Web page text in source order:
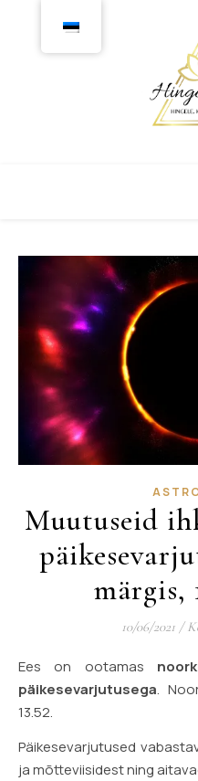
Muutuseid
märgis,
10/06/2021 /
Ees on ootamas
päikesevarjutusega.
13.52.
Päikesevarjutused
ja mõtteviisidest ning